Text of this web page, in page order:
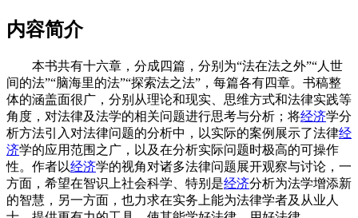
内容简介
本书共有十六章，分成四篇，分别为“法在法之外”“人世
间的法”“脑海里的法”“探索法之法”，每篇各有四章。书稿整
体的涵盖面很广，分别从理论和现实、思维方式和法律实践等
角度，对法律及法学的相关问题进行思考与分析；将经济学分
析方法引入对法律问题的分析中，以实际的案例展示了法律经
济学的应用范围之广，以及在分析实际问题时极高的可操作
性。作者以经济学的视角对诸多法律问题展开观察与讨论，一
方面，希望在智识上社会科学、特别是经济分析为法学增添新
的智慧，另一方面，也力求在实务上能为法律学者及从业人